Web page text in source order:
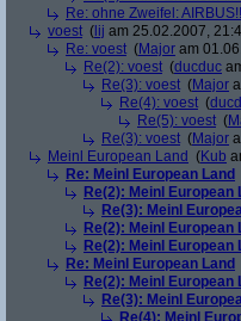
Re: ohne Zweifel: AIRBUS!!
voest ( lij am 25.02.2007,
Re: voest (Major am
Re(2): voest (ducduc
Re(3): voest (Major
Re(4): voest (
Re(5): voest (
Re(3): voest (Major
Meinl European Land (Kub
Re: Meinl European Land
Re(2): Meinl European
Re(3): Meinl
Re(2): Meinl European
Re(2): Meinl European
Re: Meinl European Land
Re(2): Meinl European
Re(3): Meinl
Re(4): Meinl